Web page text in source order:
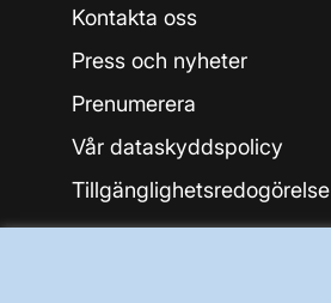
Kontakta oss
Press och nyheter
Prenumerera
Vår dataskyddspolicy
Tillgänglighetsredogörelse